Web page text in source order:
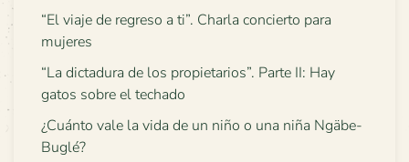
“El viaje de regreso a ti”. Charla concierto para
mujeres
“La dictadura de los propietarios”. Parte II: Hay
gatos sobre el techado
¿Cuánto vale la vida de un niño o una niña Ngäbe-
Buglé?